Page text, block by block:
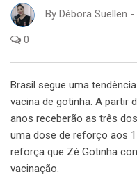
By Débora Suellen -
0
Brasil segue uma
vacina de gotinha. A partir
anos receberão as três
uma dose de reforço aos
reforça que Zé Gotinha
vacinação.